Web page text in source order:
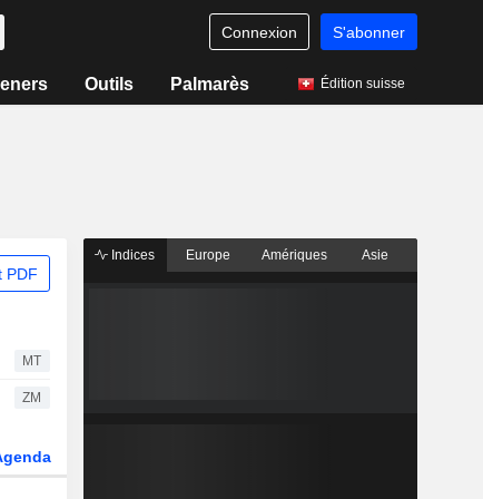
Connexion S'abonner
Outils Palmarès Édition suisse
PDF
MT
ZM
Indices Europe Amériques Asie